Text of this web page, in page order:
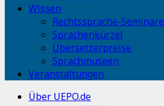
Wissen
Rechtssprache-Seminare
Sprachenkürzel
Übersetzerpreise
Sprachmuseen
Veranstaltungen
Über UEPO.de